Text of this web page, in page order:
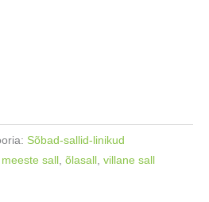
Sõbad-sallid-linikud
meeste sall õlasall villane sall